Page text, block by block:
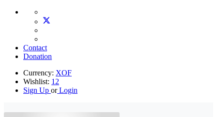
Contact
Donation
Currency: XOF
Wishlist: 12
Sign Up orLogin